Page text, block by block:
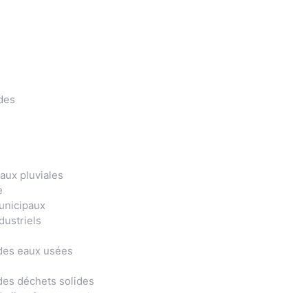
pluviales
eaux usées
déchets solides